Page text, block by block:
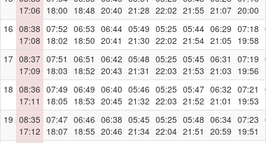
17:06 18:00 18:48 20:40 21:28 22:02 21:55 21:07 20:00
16 08:38
17:08
07:52
18:02
06:53
18:50
06:44
20:41
05:49
21:30
05:25
22:02
05:44
21:54
06:29
21:05
07:18
19:58
17 08:37
17:09
07:51
18:03
06:51
18:52
06:42
20:43
05:48
21:31
05:25
22:03
05:45
21:53
06:31
21:03
07:19
19:56
18 08:36
17:11
07:49
18:05
06:49
18:53
06:40
20:45
05:46
21:32
05:25
22:03
05:47
21:52
06:32
21:01
07:21
19:53
19 08:35
17:12
07:47
18:07
06:46
18:55
06:38
20:46
05:45
21:34
05:25
22:04
05:48
21:51
06:34
20:59
07:23
19:51